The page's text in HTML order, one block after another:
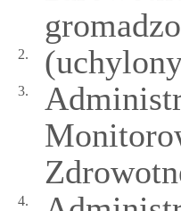
2.
3.
4.